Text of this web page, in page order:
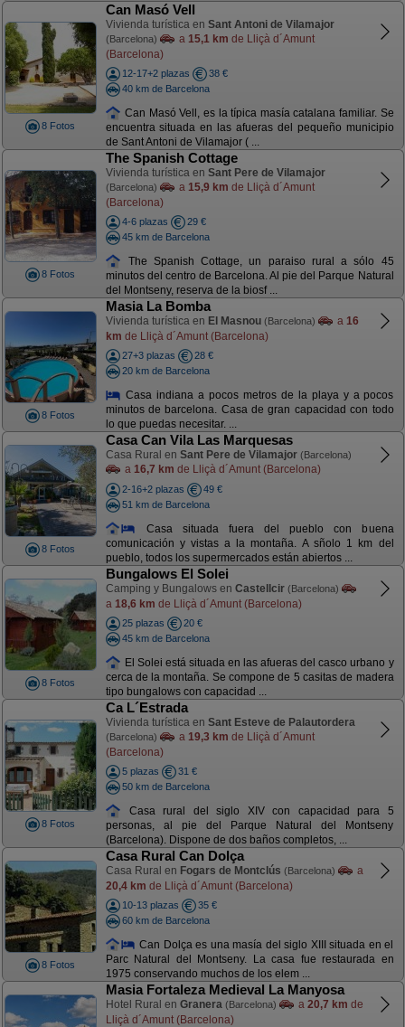
8 Fotos
Can Masó Vell
Vivienda turística en Sant Antoni de Vilamajor
(Barcelona) a 15,1 km de Lliçà d´Amunt
(Barcelona)
12-17+2 plazas
38 €
40 km de Barcelona
Can Masó Vell, es la típica masía catalana familiar. Se
encuentra situada en las afueras del pequeño municipio
de Sant Antoni de Vilamajor ( ...
8 Fotos
The Spanish Cottage
Vivienda turística en Sant Pere de Vilamajor
(Barcelona) a 15,9 km de Lliçà d´Amunt
(Barcelona)
4-6 plazas
29 €
45 km de Barcelona
The Spanish Cottage, un paraiso rural a sólo 45
minutos del centro de Barcelona. Al pie del Parque Natural
del Montseny, reserva de la biosf ...
8 Fotos
Masia La Bomba
Vivienda turística en El Masnou (Barcelona) a 16
km de Lliçà d´Amunt (Barcelona)
27+3 plazas
28 €
20 km de Barcelona
Casa indiana a pocos metros de la playa y a pocos
minutos de barcelona. Casa de gran capacidad con todo
lo que puedas necesitar. ...
8 Fotos
Casa Can Vila Las Marquesas
Casa Rural en Sant Pere de Vilamajor (Barcelona)
a 16,7 km de Lliçà d´Amunt (Barcelona)
2-16+2 plazas
49 €
51 km de Barcelona
Casa situada fuera del pueblo con buena
comunicación y vistas a la montaña. A sñolo 1 km del
pueblo, todos los supermercados están abiertos ...
8 Fotos
Bungalows El Solei
Camping y Bungalows en Castellcir (Barcelona)
a 18,6 km de Lliçà d´Amunt (Barcelona)
25 plazas
20 €
45 km de Barcelona
El Solei está situada en las afueras del casco urbano y
cerca de la montaña. Se compone de 5 casitas de madera
tipo bungalows con capacidad ...
8 Fotos
Ca L´Estrada
Vivienda turística en Sant Esteve de Palautordera
(Barcelona) a 19,3 km de Lliçà d´Amunt
(Barcelona)
5 plazas
31 €
50 km de Barcelona
Casa rural del siglo XIV con capacidad para 5
personas, al pie del Parque Natural del Montseny
(Barcelona). Dispone de dos baños completos, ...
8 Fotos
Casa Rural Can Dolça
Casa Rural en Fogars de Montclús (Barcelona)
a
20,4 km de Lliçà d´Amunt (Barcelona)
10-13 plazas
35 €
60 km de Barcelona
Can Dolça es una masía del siglo XIII situada en el
Parc Natural del Montseny. La casa fue restaurada en
1975 conservando muchos de los elem ...
Masia Fortaleza Medieval La Manyosa
Hotel Rural en Granera (Barcelona) a 20,7 km de
Lliçà d´Amunt (Barcelona)